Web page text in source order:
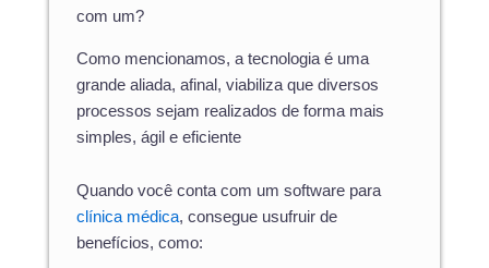
com um?
Como mencionamos, a tecnologia é uma
grande aliada, afinal, viabiliza que diversos
processos sejam realizados de forma mais
simples, ágil e eficiente
Quando você conta com um software para
clínica médica, consegue usufruir de
benefícios, como: